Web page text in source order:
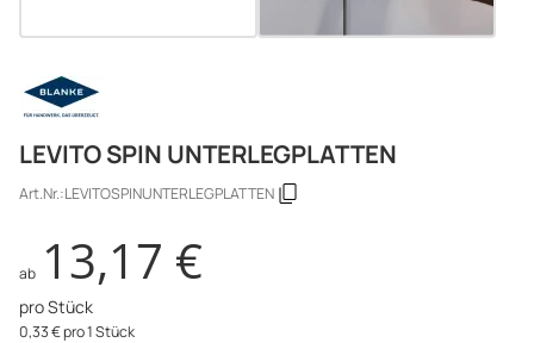
LEVITO SPIN UNTERLEGPLATTEN
Art.Nr.:LEVITOSPINUNTERLEGPLATTEN
ab 13,17 €
pro Stück
0,33 € pro 1 Stück